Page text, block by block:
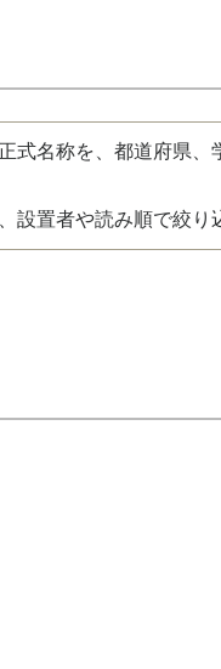
式名称を、都道府県
設置者や読み順で絞り